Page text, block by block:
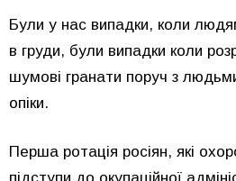
Були у нас випадки, коли
в груди, були випадки коли
шумові гранати поруч з
опіки.
Перша ротація росіян, які